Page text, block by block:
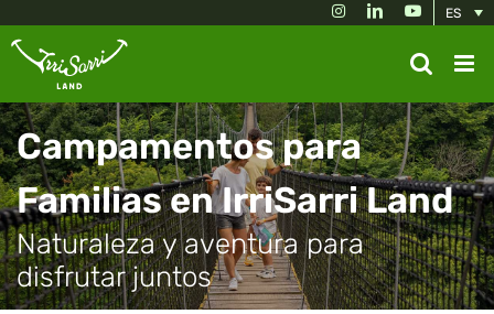
to
content
ES
InstagramLinkedInYouTube
Campamentos para
Familias en IrriSarri Land
Naturaleza y aventura para
disfrutar juntos